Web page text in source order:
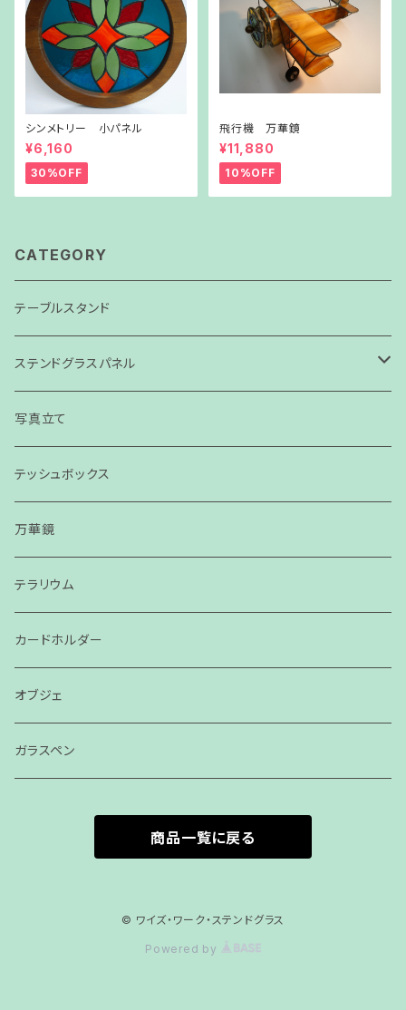
シンメトリー 小パネル
¥6,160
30%OFF
飛行機 万華鏡
¥11,880
10%OFF
CATEGORY
テーブルスタンド
ステンドグラスパネル
パネル
スモールパネル
写真立て
テッシュボックス
万華鏡
テラリウム
カードホルダー
オブジェ
ガラスペン
商品一覧に戻る
© ワイズ・ワーク・ステンドグラス
Powered by